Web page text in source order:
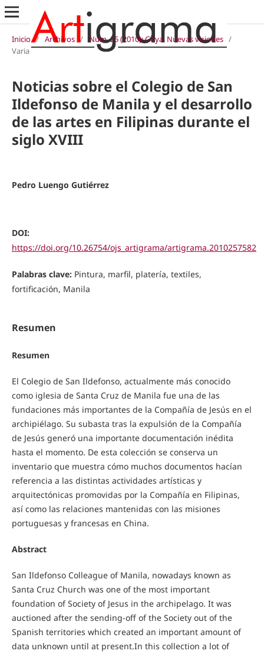
Inicio / Archivos / Núm. 25 (2010): Goya. Nuevas visiones /
Varia
Noticias sobre el Colegio de San
Ildefonso de Manila y el desarrollo
de las artes en Filipinas durante el
siglo XVIII
Pedro Luengo Gutiérrez
DOI:
https://doi.org/10.26754/ojs_artigrama/artigrama.2010257582
Palabras clave: Pintura, marfil, platería, textiles,
fortificación, Manila
Resumen
Resumen
El Colegio de San Ildefonso, actualmente más conocido
como iglesia de Santa Cruz de Manila fue una de las
fundaciones más importantes de la Compañía de Jesús en el
archipiélago. Su subasta tras la expulsión de la Compañía
de Jesús generó una importante documentación inédita
hasta el momento. De esta colección se conserva un
inventario que muestra cómo muchos documentos hacían
referencia a las distintas actividades artísticas y
arquitectónicas promovidas por la Compañía en Filipinas,
así como las relaciones mantenidas con las misiones
portuguesas y francesas en China.
Abstract
San Ildefonso Colleague of Manila, nowadays known as
Santa Cruz Church was one of the most important
foundation of Society of Jesus in the archipelago. It was
auctioned after the sending-off of the Society out of the
Spanish territories which created an important amount of
data unknown until at present.In this collection a lot of